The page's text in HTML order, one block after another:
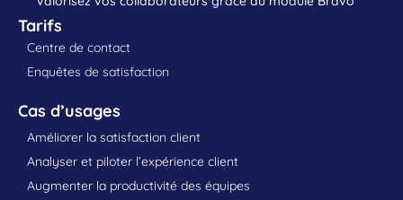
Tarifs
Centre de contact
Enquêtes de satisfaction
Cas d’usages
Améliorer la satisfaction client
Analyser et piloter l’expérience client
Augmenter la productivité des équipes